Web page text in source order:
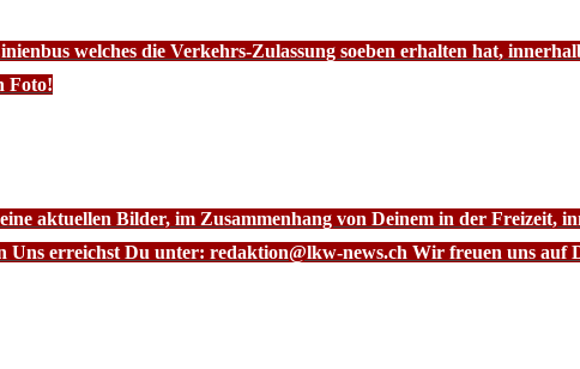
welches die Verkehrs-Zulassung soeben erhalten hat,
Foto!
aktuellen Bilder, im Zusammenhang von Deinem in der Freizeit,
erreichst Du unter: redaktion@lkw-news.ch Wir freuen uns auf